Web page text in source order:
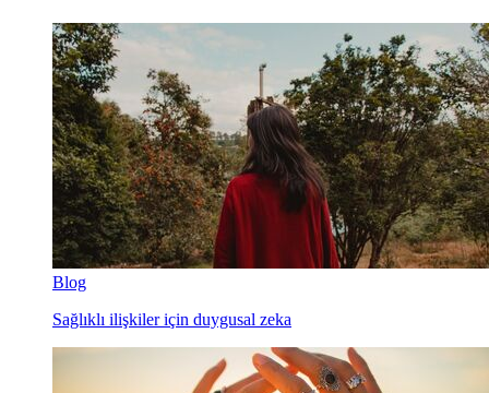
Blog
Sağlıklı ilişkiler için duygusal zeka